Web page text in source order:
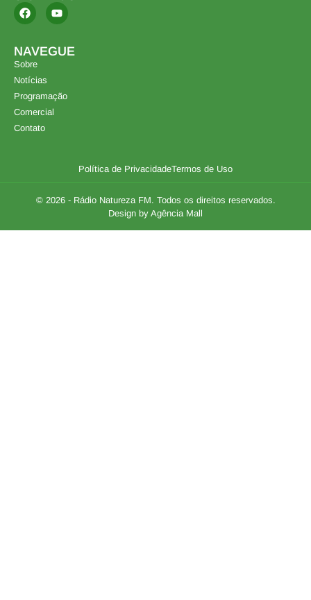
NAVEGUE
Sobre
Notícias
Programação
Comercial
Contato
Política de PrivacidadeTermos de Uso
© 2026 - Rádio Natureza FM. Todos os direitos reservados.
Design by Agência Mall